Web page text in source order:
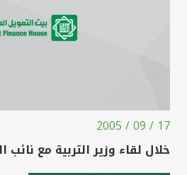
17 / 09 / 2005
خلال لقاء وزير التربية مع نائب